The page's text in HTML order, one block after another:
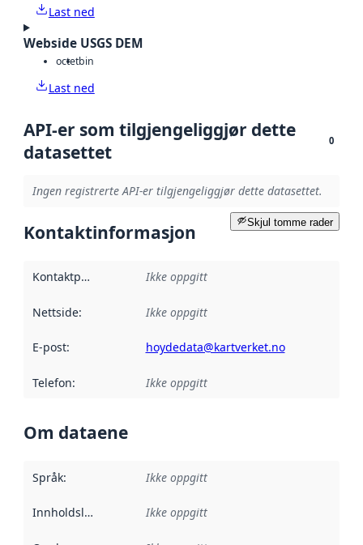
Last ned
Webside USGS DEM
octetbin
Last ned
API-er som tilgjengeliggjør dette
datasettet
0
Ingen registrerte API-er tilgjengeliggjør dette datasettet.
Skjul tomme rader
Kontaktinformasjon
Kontaktpunkt Ikke oppgitt
Nettside: Ikke oppgitt
E-post: hoydedata@kartverket.no
Telefon: Ikke oppgitt
Om dataene
Språk: Ikke oppgitt
Innholdsleverandører :
Ikke oppgitt